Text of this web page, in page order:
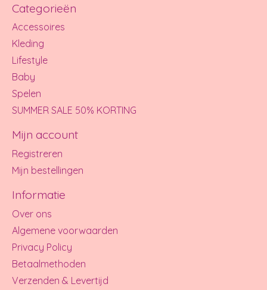
Categorieën
Accessoires
Kleding
Lifestyle
Baby
Spelen
SUMMER SALE 50% KORTING
Mijn account
Registreren
Mijn bestellingen
Informatie
Over ons
Algemene voorwaarden
Privacy Policy
Betaalmethoden
Verzenden & Levertijd